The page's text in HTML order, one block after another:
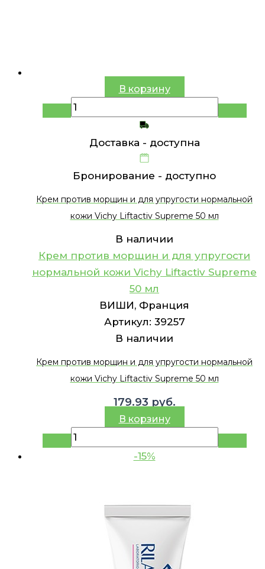
В корзину
Доставка - доступна
Бронирование - доступно
Крем против морщин и для упругости нормальной
кожи Vichy Liftactiv Supreme 50 мл
В наличии
Крем против морщин и для упругости
нормальной кожи Vichy Liftactiv Supreme
50 мл
ВИШИ, Франция
Артикул: 39257
В наличии
Крем против морщин и для упругости нормальной
кожи Vichy Liftactiv Supreme 50 мл
179.93 руб.
В корзину
-15%